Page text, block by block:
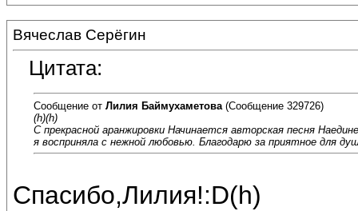
Вячеслав Серёгин
Цитата:
Сообщение от Лилия Баймухаметова (Сообщение 329726)
(h)(h)
С прекрасной аранжировки Начинается авторская песня
я восприняла с нежной любовью. Благодарю за приятное для
Спасибо,Лилия!:D(h)